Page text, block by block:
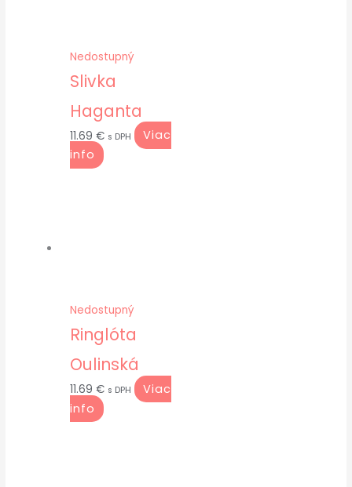
Nedostupný
Slivka
Haganta
11.69€ s DPH
Viac
info
Nedostupný
Ringlóta
Oulinská
11.69€ s DPH
Viac
info